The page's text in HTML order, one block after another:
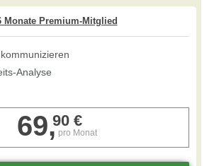
Analyse
69,90 €
pro Monat